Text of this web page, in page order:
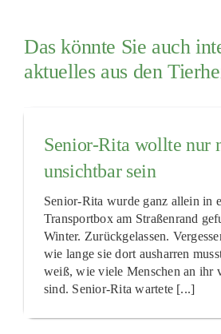
Das könnte Sie auch
aktuelles aus den
Senior-Rita wollte nur
unsichtbar sein
Senior-Rita wurde ganz allein in
Transportbox am Straßenrand
Winter. Zurückgelassen.
wie lange sie dort ausharren
weiß, wie viele Menschen an ihr
sind. Senior-Rita wartete [...]